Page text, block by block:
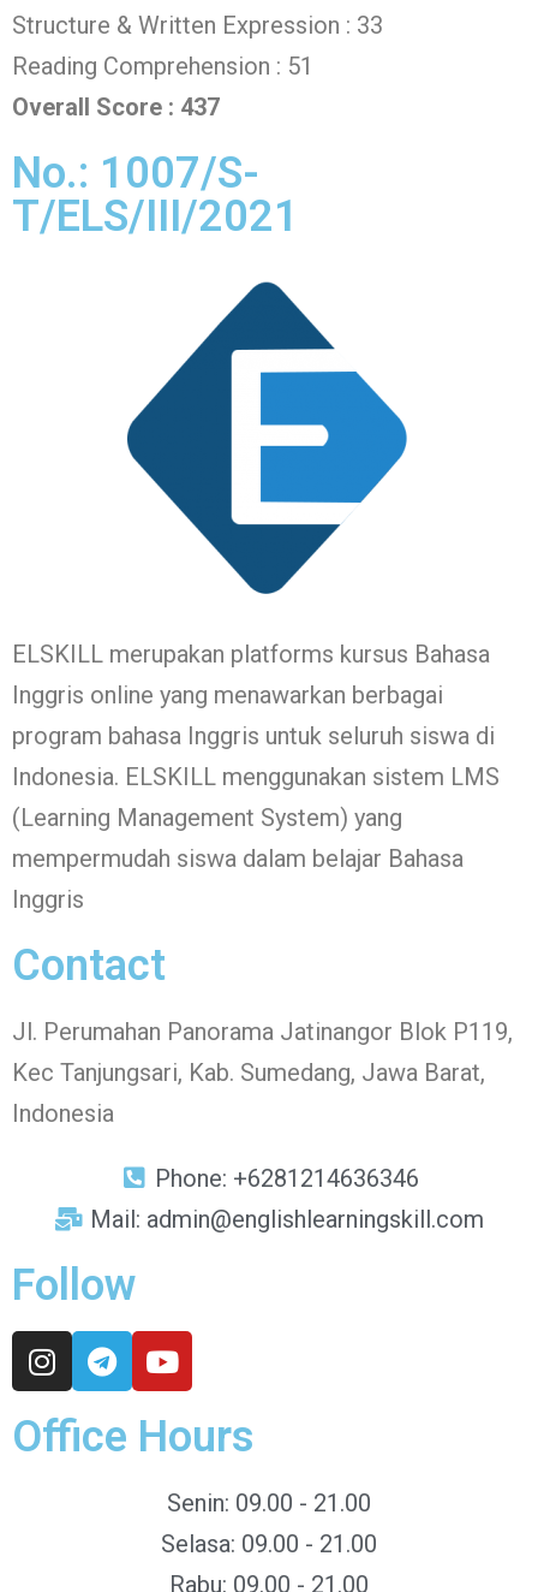
Structure & Written Expression : 33
Reading Comprehension : 51
Overall Score : 437
No.: 1007/S-
T/ELS/III/2021
ELSKILL merupakan platforms kursus Bahasa
Inggris online yang menawarkan berbagai
program bahasa Inggris untuk seluruh siswa di
Indonesia. ELSKILL menggunakan sistem LMS
(Learning Management System) yang
mempermudah siswa dalam belajar Bahasa
Inggris
Contact
Jl. Perumahan Panorama Jatinangor Blok P119,
Kec Tanjungsari, Kab. Sumedang, Jawa Barat,
Indonesia
Phone: +6281214636346
Mail: admin@englishlearningskill.com
Follow
Office Hours
Senin: 09.00 - 21.00
Selasa: 09.00 - 21.00
Rabu: 09.00 - 21.00